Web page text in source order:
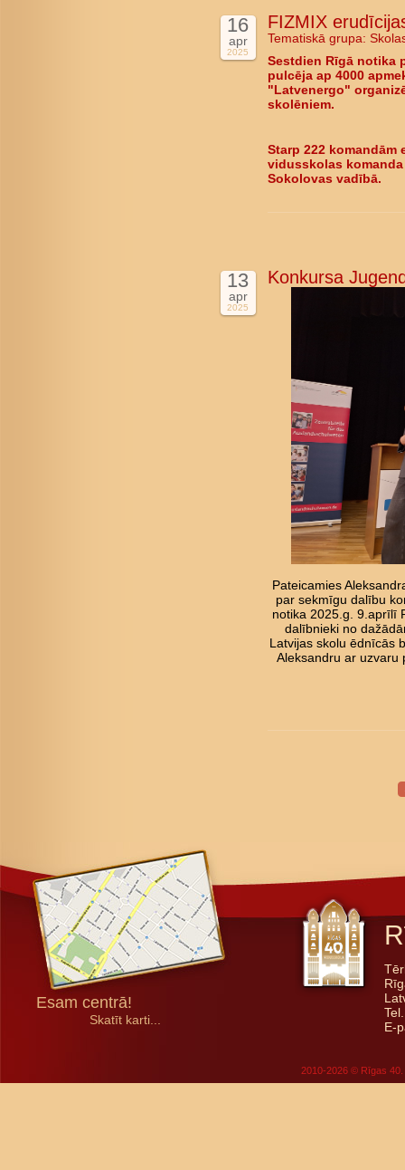
16
apr
2025
FIZMIX
Tematiskā grupa:
Sestdien Rīgā notika
pulcēja ap 4000
"Latvenergo"
skolēniem.
Starp 222 komandām
vidusskolas
Sokolovas vadībā.
13
apr
2025
Konkursa
Pateicamies
par sekmīgu dalību
notika 2025.g. 9.aprīlī
dalībnieki no
Latvijas skolu ēdnīcās
Aleksandru ar uzvaru
Esam centrā!
Skatīt karti...
E-
2010-2026 © Rīgas